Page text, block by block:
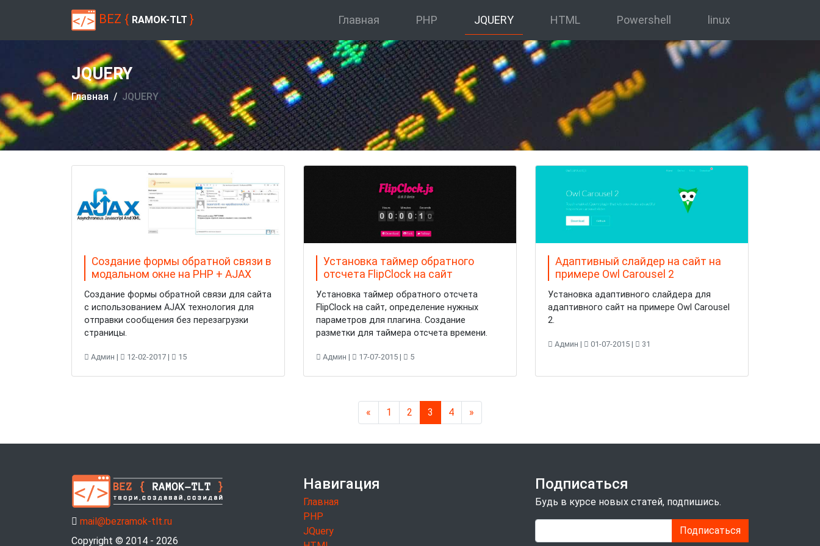
BEZ { RAMOK-TLT } Главная PHP JQUERY HTML Powershell linux
JQUERY
Главная JQUERY
Создание формы обратной связи в
модальном окне на PHP + AJAX
Создание формы обратной связи для сайта
с использованием AJAX технология для
отправки сообщения без перезагрузки
страницы.
Админ | 12-02-2017 | 15
Установка таймер обратного
отсчета FlipClock на сайт
Установка таймер обратного отсчета
FlipClock на сайт, определение нужных
параметров для плагина. Создание
разметки для таймера отсчета времени.
Админ | 17-07-2015 | 5
Адаптивный слайдер на сайт на
примере Owl Carousel 2
Установка адаптивного слайдера для
адаптивного сайт на примере Owl Carousel
2.
Админ | 01-07-2015 | 31
«Previous
1 2 3 4 »Next
mail@bezramok-tlt.ru
Copyright © 2014 - 2026
Навигация
Главная
PHP
JQuery
Подписаться
Будь в курсе новых статей, подпишись.
Подписаться